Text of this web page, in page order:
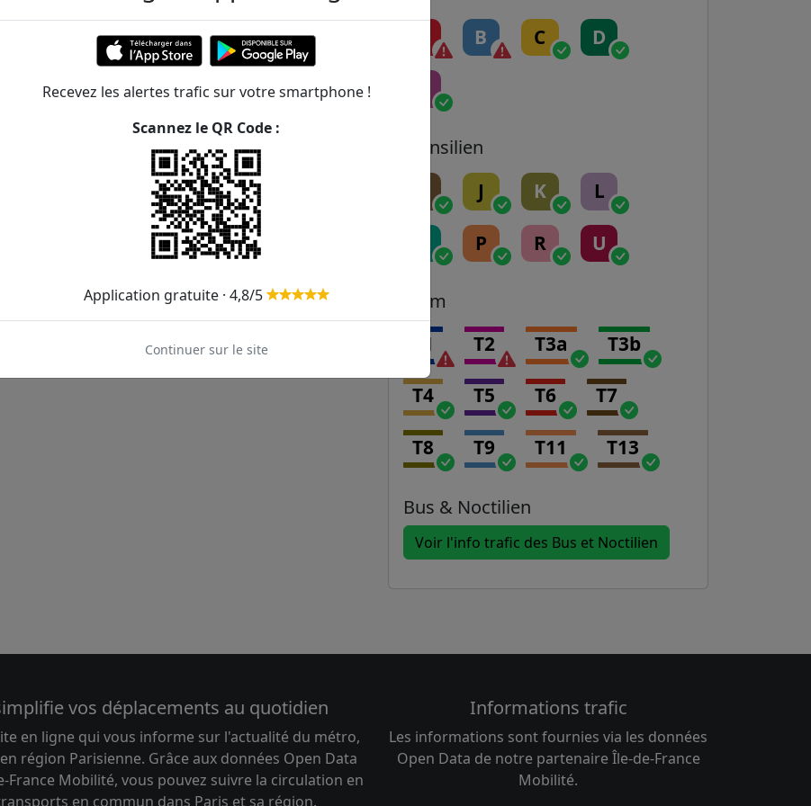
376m
482m
716m
B C D
Transilien
J K L
P R U
Tram
T1 T2 T3a T3b
T4 T5 T6 T7
T8 T9 T11 T13
Bus & Noctilien
Voir l'info trafic des Bus et Noctilien
vos déplacements au quotidien
en ligne qui vous informe sur l'actualité du métro,
région Parisienne. Grâce aux données Open Data
France Mobilité, vous pouvez suivre la circulation en
en commun dans Paris et sa région.
Informations trafic
Les informations sont fournies via les données
Open Data de notre partenaire Île-de-France
Mobilité.
Recevez les alertes trafic sur votre smartphone !
Scannez le QR Code :
Application gratuite · 4,8/5
Continuer sur le site